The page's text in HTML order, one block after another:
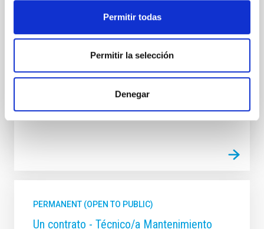
Permitir todas
Permitir la selección
Denegar
al Convenio y que tendrá, entre otras, las siguientes
funciones: Realización de trabajos de fabricación
empleando máquinas herramienta
Application deadline
08/10/2026
Open
PERMANENT (OPEN TO PUBLIC)
Un contrato - Técnico/a Mantenimiento